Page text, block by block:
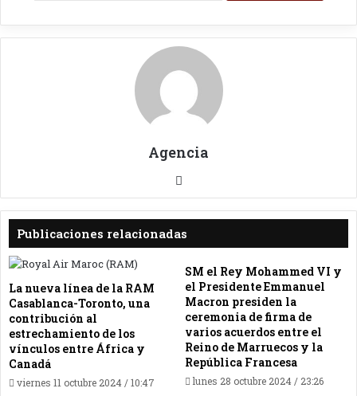
Agencia
io
we
Publicaciones relacionadas
La nueva línea de la RAM
Casablanca-Toronto, una
contribución al
estrechamiento de los
vínculos entre África y
Canadá
viernes 11 octubre 2024 / 10:47
SM el Rey Mohammed VI y
el Presidente Emmanuel
Macron presiden la
ceremonia de firma de
varios acuerdos entre el
Reino de Marruecos y la
República Francesa
lunes 28 octubre 2024 / 23:26